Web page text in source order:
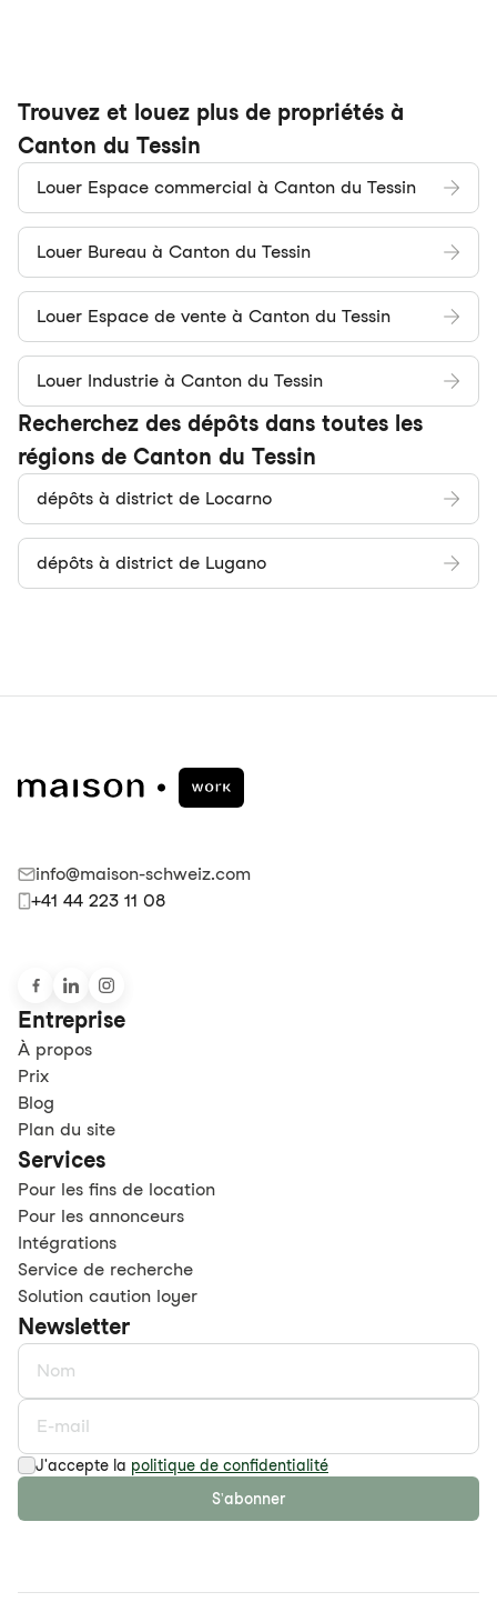
Trouvez et louez plus de propriétés à
Canton du Tessin
Louer Espace commercial à Canton du Tessin
Louer Bureau à Canton du Tessin
Louer Espace de vente à Canton du Tessin
Louer Industrie à Canton du Tessin
Recherchez des dépôts dans toutes les
régions de Canton du Tessin
dépôts à district de Locarno
dépôts à district de Lugano
info@maison-schweiz.com
+41 44 223 11 08
Entreprise
À propos
Prix
Blog
Plan du site
Services
Pour les fins de location
Pour les annonceurs
Intégrations
Service de recherche
Solution caution loyer
Newsletter
J'accepte la politique de confidentialité
S'abonner